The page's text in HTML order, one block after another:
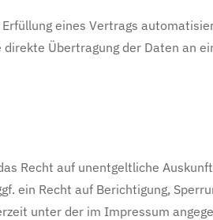
eines Vertrags
Übertragung der Daten an
Recht auf unentgeltliche
ein Recht auf Berichtigung,
unter der im Impressum